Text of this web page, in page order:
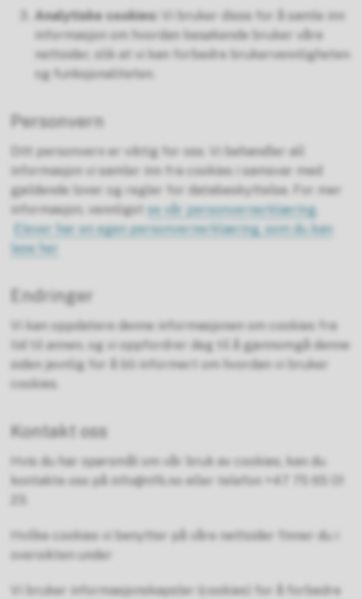
Analytiske cookies:
Vi bruker disse for å samle inn
informasjon om hvordan besøkende bruker våre
nettsider, slik at vi kan forbedre brukervennligheten
og funksjonaliteten.
Personvern
Ditt personvern er viktig for oss. Vi behandler all
informasjon vi samler inn fra cookies i samsvar med
gjeldende lover og regler for databeskyttelse. For mer
informasjon, vennligstse vår personvernerklæring.
Elever har en egen personvernerklæring, som du kan
lese her
Endringer
Vi kan oppdatere denne informasjonen om cookies fra
tid til annen, og vi oppfordrer deg til å gjennomgå denne
siden jevnlig for å bli informert om hvordan vi bruker
cookies.
Kontakt oss
Hvis du har spørsmål om vår bruk av cookies, kan du
kontakte oss på info@nfk.no eller telefon +47 75 65 01
Hvilke cookies vi benytter på våre nettsider finner du i
oversikten under
Vi bruker informasjonskapsler (cookies) for å forbedre